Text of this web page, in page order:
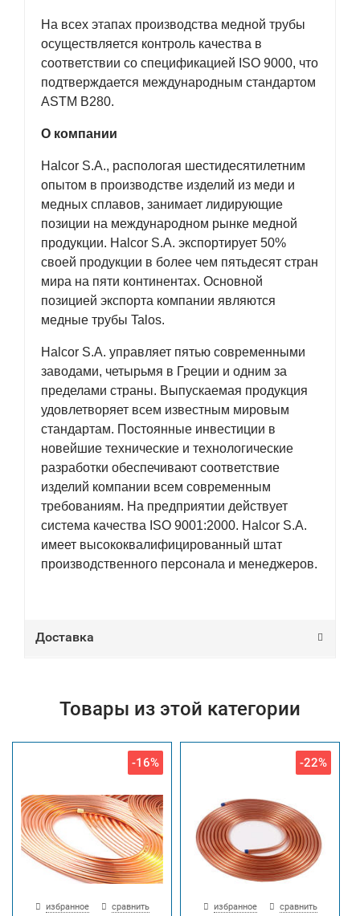
На всех этапах производства медной трубы
осуществляется контроль качества в
соответствии со спецификацией ISO 9000, что
подтверждается международным стандартом
ASTM B280.
О компании
Halcor S.A., распологая шестидесятилетним
опытом в производстве изделий из меди и
медных сплавов, занимает лидирующие
позиции на международном рынке медной
продукции. Halcor S.A. экспортирует 50%
своей продукции в более чем пятьдесят стран
мира на пяти континентах. Основной
позицией экспорта компании являются
медные трубы Talos.
Halcor S.A. управляет пятью современными
заводами, четырьмя в Греции и одним за
пределами страны. Выпускаемая продукция
удовлетворяет всем известным мировым
стандартам. Постоянные инвестиции в
новейшие технические и технологические
разработки обеспечивают соответствие
изделий компании всем современным
требованиям. На предприятии действует
система качества ISO 9001:2000. Halcor S.A.
имеет высококвалифицированный штат
производственного персонала и менеджеров.
Доставка
Товары из этой категории
-16%
избранное сравнить
-22%
избранное сравнить